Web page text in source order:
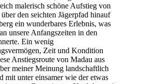
malerisch schöne Aufstieg von
den seichten Jägerpfad hinauf
ein wunderbares Erlebnis, was
unsere Anfangszeiten in den
Ein wenig
Zeit und Kondition
Anstiegsroute von Madau aus
meiner Meinung landschaftlich
mit unter einsamer wie der etwas